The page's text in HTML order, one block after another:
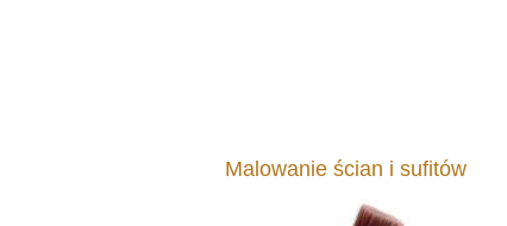
Malowanie ścian i sufitów